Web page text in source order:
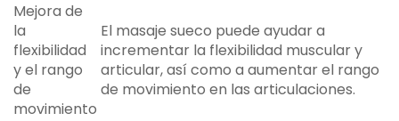
Mejora de
la
flexibilidad
y el rango
de
movimiento
El masaje sueco puede ayudar a
incrementar la flexibilidad muscular y
articular, así como a aumentar el rango
de movimiento en las articulaciones.